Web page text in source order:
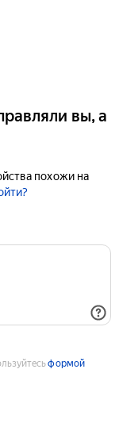
вы, а
похожи на
формой